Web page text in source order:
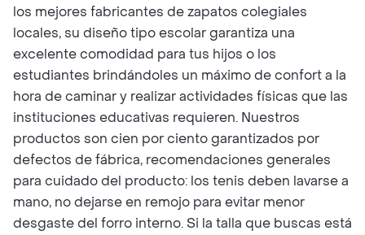
los mejores fabricantes de zapatos colegiales
locales, su diseño tipo escolar garantiza una
excelente comodidad para tus hijos o los
estudiantes brindándoles un máximo de confort a la
hora de caminar y realizar actividades físicas que las
instituciones educativas requieren. Nuestros
productos son cien por ciento garantizados por
defectos de fábrica, recomendaciones generales
para cuidado del producto: los tenis deben lavarse a
mano, no dejarse en remojo para evitar menor
desgaste del forro interno. Si la talla que buscas está